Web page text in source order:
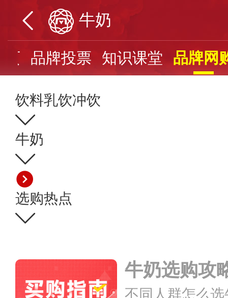
牛奶
页 品牌投票 知识课堂 品牌网
饮料乳饮冲饮
牛奶
选购热点
牛奶选购攻
让你不再眼花缭
奶”！
不同人群怎么